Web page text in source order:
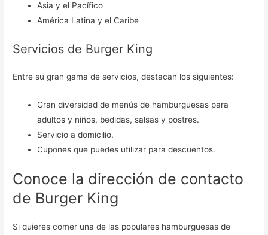
Asia y el Pacífico
América Latina y el Caribe
Servicios de Burger King
Entre su gran gama de servicios, destacan los siguientes:
Gran diversidad de menús de hamburguesas para
adultos y niños, bedidas, salsas y postres.
Servicio a domicilio.
Cupones que puedes utilizar para descuentos.
Conoce la dirección de contacto
de Burger King
Si quieres comer una de las populares hamburguesas de